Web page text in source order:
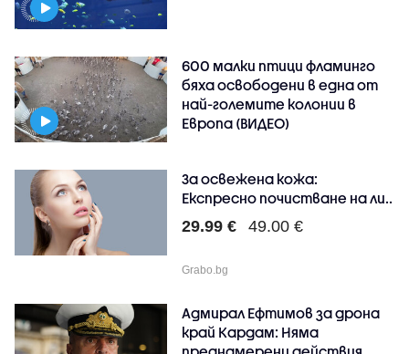
600 малки птици фламинго
бяха освободени в една от
най-големите колонии в
Европа (ВИДЕО)
За освежена кожа:
Експресно почистване на ли..
29.99 € 49.00 €
Grabo.bg
Адмирал Ефтимов за дрона
край Кардам: Няма